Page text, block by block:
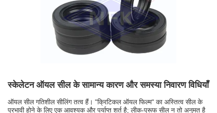
स्केलेटन ऑयल सील के सामान्य कारण और समस्या निवारण विधियाँ
ऑयल सील गतिशील सीलिंग तत्व हैं। "क्रिटिकल ऑयल फिल्म" का अस्तित्व सील के
प्रभावी होने के लिए एक आवश्यक और पर्याप्त शर्त है; लीक-प्रूफ सील न तो अनुमत है